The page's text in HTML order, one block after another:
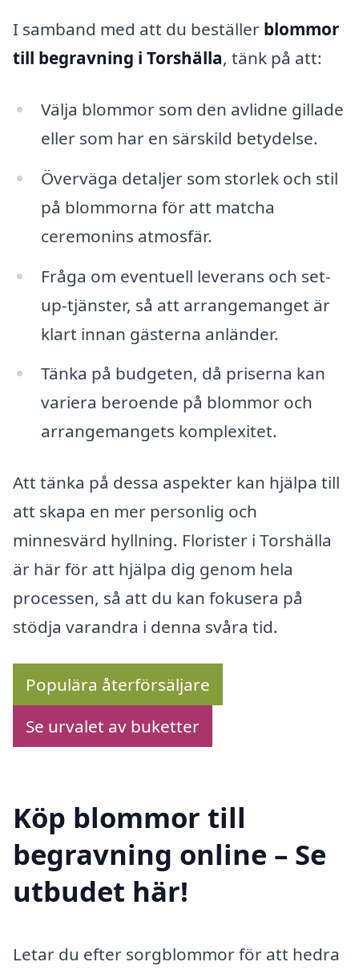
I samband med att du beställer blommor
till begravning i Torshälla, tänk på att:
Välja blommor som den avlidne gillade
eller som har en särskild betydelse.
Överväga detaljer som storlek och stil
på blommorna för att matcha
ceremonins atmosfär.
Fråga om eventuell leverans och set-
up-tjänster, så att arrangemanget är
klart innan gästerna anländer.
Tänka på budgeten, då priserna kan
variera beroende på blommor och
arrangemangets komplexitet.
Att tänka på dessa aspekter kan hjälpa till
att skapa en mer personlig och
minnesvärd hyllning. Florister i Torshälla
är här för att hjälpa dig genom hela
processen, så att du kan fokusera på
stödja varandra i denna svåra tid.
Populära återförsäljare
Se urvalet av buketter
Köp blommor till
begravning online – Se
utbudet här!
Letar du efter sorgblommor för att hedra